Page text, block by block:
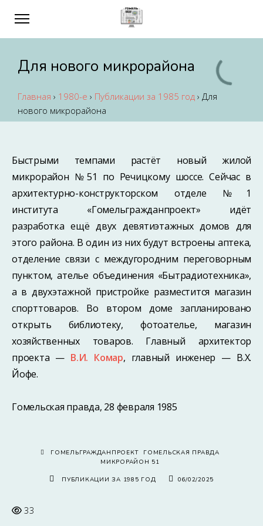
Для нового микрорайона
Главная › 1980-е › Публикации за 1985 год › Для
нового микрорайона
Быстрыми темпами растёт новый жилой
микрорайон №51 по Речицкому шоссе. Сейчас в
архитектурно-конструкторском отделе №1
института «Гомельгражданпроект» идёт
разработка ещё двух девятиэтажных домов для
этого района. В один из них будут встроены аптека,
отделение связи с междугородним переговорным
пунктом, ателье объединения «Бытрадиотехника»,
а в двухэтажной пристройке разместится магазин
спорттоваров. Во втором доме запланировано
открыть библиотеку, фотоателье, магазин
хозяйственных товаров. Главный архитектор
проекта — В.И. Комар, главный инженер — В.X.
Йофе.
Гомельская правда, 28 февраля 1985
ГОМЕЛЬГРАЖДАНПРОЕКТ
ГОМЕЛЬСКАЯ ПРАВДА
МИКРОРАЙОН 51
ПУБЛИКАЦИИ ЗА 1985 ГОД 06/02/2025
33